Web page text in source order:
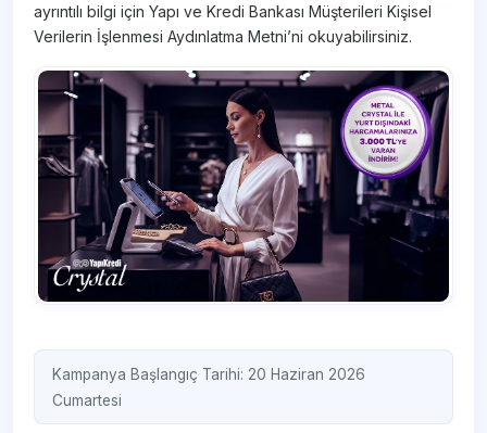
ayrıntılı bilgi için Yapı ve Kredi Bankası Müşterileri Kişisel
Verilerin İşlenmesi Aydınlatma Metni’ni okuyabilirsiniz.
Kampanya Başlangıç Tarihi: 20 Haziran 2026
Cumartesi